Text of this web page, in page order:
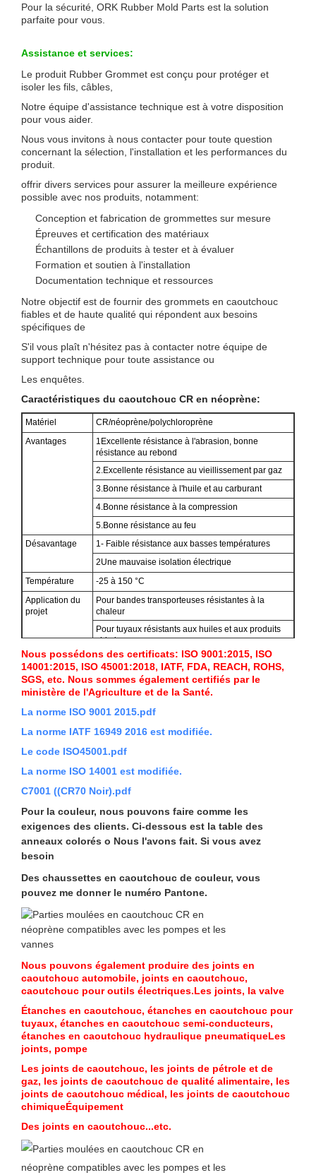
Laisser un message
Nous vous rappellerons bientôt!
SOUMETTRE
Pour la sécurité, ORK Rubber Mold Parts est la solution
parfaite pour vous.
Assistance et services:
Le produit Rubber Grommet est conçu pour protéger et
isoler les fils, câbles,
Notre équipe d'assistance technique est à votre disposition
pour vous aider.
Nous vous invitons à nous contacter pour toute question
concernant la sélection, l'installation et les performances du
produit.
offrir divers services pour assurer la meilleure expérience
possible avec nos produits, notamment:
Conception et fabrication de grommettes sur mesure
Épreuves et certification des matériaux
Échantillons de produits à tester et à évaluer
Formation et soutien à l'installation
Documentation technique et ressources
Notre objectif est de fournir des grommets en caoutchouc
fiables et de haute qualité qui répondent aux besoins
spécifiques de
S'il vous plaît n'hésitez pas à contacter notre équipe de
support technique pour toute assistance ou
Les enquêtes.
Caractéristiques du caoutchouc CR en néoprène:
Matériel
CR/néoprène/polychloroprène
Avantages
1Excellente résistance à l'abrasion, bonne
résistance au rebond
2.Excellente résistance au vieillissement par gaz
3.Bonne résistance à l'huile et au carburant
4.Bonne résistance à la compression
5.Bonne résistance au feu
Désavantage
1- Faible résistance aux basses températures
2Une mauvaise isolation électrique
Température
-25 à 150 °C
Application du
projet
Pour bandes transporteuses résistantes à la
chaleur
Pour tuyaux résistants aux huiles et aux produits
chimiques
Pour le revêtement des fils et câbles
Nous possédons des certificats: ISO 9001:2015, ISO
14001:2015, ISO 45001:2018, IATF, FDA, REACH, ROHS,
SGS, etc. Nous sommes également certifiés par le
ministère de l'Agriculture et de la Santé.
La norme ISO 9001 2015.pdf
La norme IATF 16949 2016 est modifiée.
Le code ISO45001.pdf
La norme ISO 14001 est modifiée.
C7001 ((CR70 Noir).pdf
Pour la couleur, nous pouvons faire comme les
exigences des clients. Ci-dessous est la table des
anneaux colorés o Nous l'avons fait. Si vous avez
besoin
Des chaussettes en caoutchouc de couleur, vous
pouvez me donner le numéro Pantone.
Nous pouvons également produire des joints en
caoutchouc automobile, joints en caoutchouc,
caoutchouc pour outils électriques.Les joints, la valve
Étanches en caoutchouc, étanches en caoutchouc pour
tuyaux, étanches en caoutchouc semi-conducteurs,
étanches en caoutchouc hydraulique pneumatiqueLes
joints, pompe
Les joints de caoutchouc, les joints de pétrole et de
gaz, les joints de caoutchouc de qualité alimentaire, les
joints de caoutchouc médical, les joints de caoutchouc
chimiqueÉquipement
Des joints en caoutchouc...etc.